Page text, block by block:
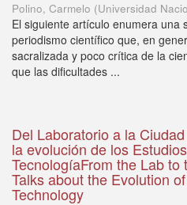
Polino, Carmelo (Universidad
El siguiente artículo enumera una
periodismo científico que, en
sacralizada y poco crítica de la
que las dificultades ...
Del Laboratorio a la
la evolución de los
TecnologíaFrom the Lab
Talks about the Evolution
Technology